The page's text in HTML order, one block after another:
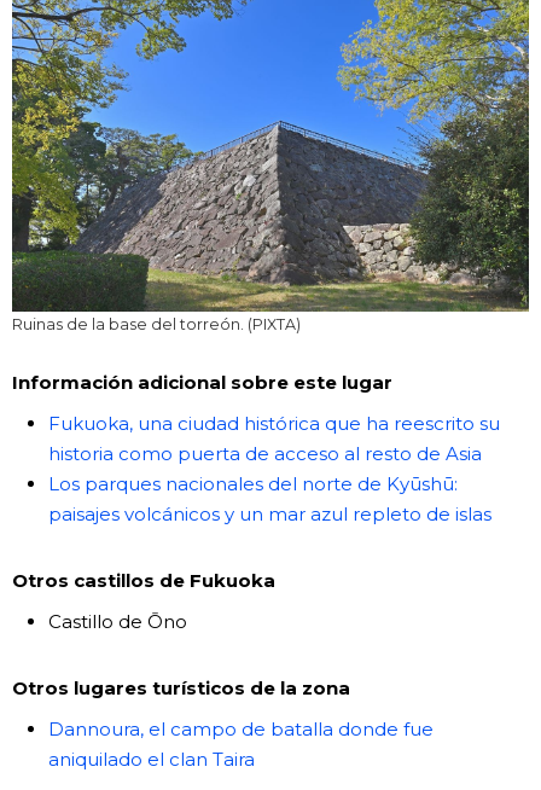
Ruinas de la base del torreón. (PIXTA)
Información adicional sobre este lugar
Fukuoka, una ciudad histórica que ha reescrito su
historia como puerta de acceso al resto de Asia
Los parques nacionales del norte de Kyūshū:
paisajes volcánicos y un mar azul repleto de islas
Otros castillos de Fukuoka
Castillo de Ōno
Otros lugares turísticos de la zona
Dannoura, el campo de batalla donde fue
aniquilado el clan Taira